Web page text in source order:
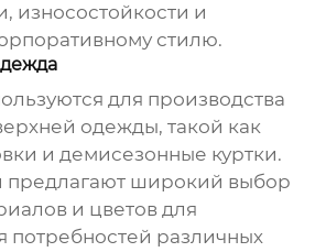
износостойкости и
стилю.
для производства
одежды, такой как
и демисезонные куртки.
предлагают широкий выбор
и цветов для
потребностей различных